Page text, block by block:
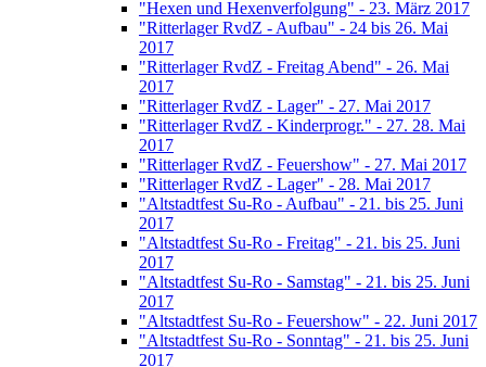
"Hexen und Hexenverfolgung" - 23. März 2017
"Ritterlager RvdZ - Aufbau" - 24 bis 26. Mai
2017
"Ritterlager RvdZ - Freitag Abend" - 26. Mai
2017
"Ritterlager RvdZ - Lager" - 27. Mai 2017
"Ritterlager RvdZ - Kinderprogr." - 27. 28. Mai
2017
"Ritterlager RvdZ - Feuershow" - 27. Mai 2017
"Ritterlager RvdZ - Lager" - 28. Mai 2017
"Altstadtfest Su-Ro - Aufbau" - 21. bis 25. Juni
2017
"Altstadtfest Su-Ro - Freitag" - 21. bis 25. Juni
2017
"Altstadtfest Su-Ro - Samstag" - 21. bis 25. Juni
2017
"Altstadtfest Su-Ro - Feuershow" - 22. Juni 2017
"Altstadtfest Su-Ro - Sonntag" - 21. bis 25. Juni
2017